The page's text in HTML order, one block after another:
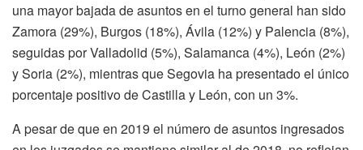
una mayor bajada de asuntos en el turno general han sido
Zamora (29%), Burgos (18%), Ávila (12%) y Palencia (8%),
seguidas por Valladolid (5%), Salamanca (4%), León (2%)
y Soria (2%), mientras que Segovia ha presentado el único
porcentaje positivo de Castilla y León, con un 3%.
A pesar de que en 2019 el número de asuntos ingresados